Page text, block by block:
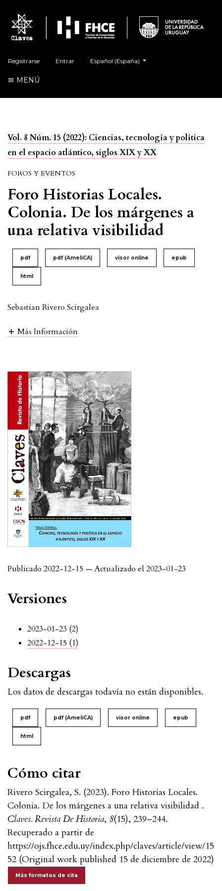
Registrarse Entrar Español (España)
MENÚ
Vol. 8 Núm. 15 (2022): Ciencias, tecnología y política
en el espacio atlántico, siglos XIX y XX
FOROS Y EVENTOS
Foro Historias Locales.
Colonia. De los márgenes a
una relativa visibilidad
pdf pdf (AmeliCA) visor online epub
html
Sebastian Rivero Scirgalea
Más Información
Publicado 2022-12-15 — Actualizado el 2023-01-23
Versiones
2023-01-23 (2)
2022-12-15 (1)
Cómo citar
Rivero Scirgalea, S. (2023). Foro Historias Locales.
Colonia. De los márgenes a una relativa visibilidad .
Claves. Revista De Historia, 8(15), 239–244.
Recuperado a partir de
https://ojs.fhce.edu.uy/index.php/claves/article/view/15
52 (Original work published 15 de diciembre de 2022)
Más formatos de cita
pdf pdf (AmeliCA) visor online epub
html
Descargas
Los datos de descargas todavía no están disponibles.